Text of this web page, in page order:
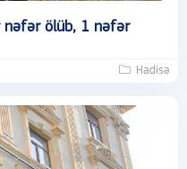
nəfər ölüb, 1 nəfər
Hadisə